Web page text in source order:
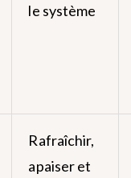
le système
Rafraîchir,
apaiser et